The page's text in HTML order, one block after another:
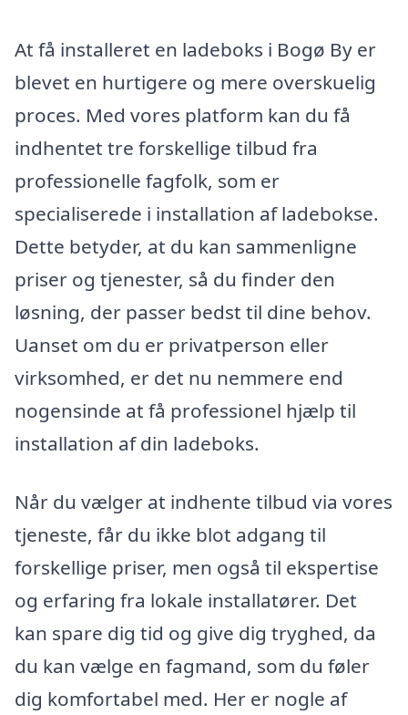
At få installeret en ladeboks i Bogø By er
blevet en hurtigere og mere overskuelig
proces. Med vores platform kan du få
indhentet tre forskellige tilbud fra
professionelle fagfolk, som er
specialiserede i installation af ladebokse.
Dette betyder, at du kan sammenligne
priser og tjenester, så du finder den
løsning, der passer bedst til dine behov.
Uanset om du er privatperson eller
virksomhed, er det nu nemmere end
nogensinde at få professionel hjælp til
installation af din ladeboks.
Når du vælger at indhente tilbud via vores
tjeneste, får du ikke blot adgang til
forskellige priser, men også til ekspertise
og erfaring fra lokale installatører. Det
kan spare dig tid og give dig tryghed, da
du kan vælge en fagmand, som du føler
dig komfortabel med. Her er nogle af